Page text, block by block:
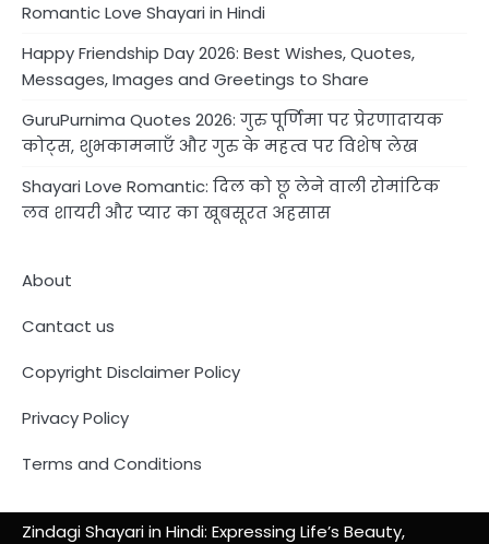
Romantic Love Shayari in Hindi
Happy Friendship Day 2026: Best Wishes, Quotes,
Messages, Images and Greetings to Share
GuruPurnima Quotes 2026: गुरु पूर्णिमा पर प्रेरणादायक
कोट्स, शुभकामनाएँ और गुरु के महत्व पर विशेष लेख
Shayari Love Romantic: दिल को छू लेने वाली रोमांटिक
लव शायरी और प्यार का खूबसूरत अहसास
About
Cantact us
Copyright Disclaimer Policy
Privacy Policy
Terms and Conditions
Zindagi Shayari in Hindi: Expressing Life’s Beauty,